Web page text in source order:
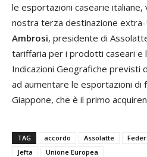
le esportazioni casearie italiane,
nostra terza destinazione
Ambrosi, presidente di
tariffaria per i prodotti caseari e
Indicazioni Geografiche previsti
ad aumentare le esportazioni di
Giappone, che è il primo
TAG accordo Assolatte
Jefta
Unione Europea